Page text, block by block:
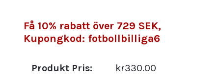
Få 10% rabatt över 729 SEK,
Kupongkod: fotbollbilliga6
Produkt Pris: kr330.00